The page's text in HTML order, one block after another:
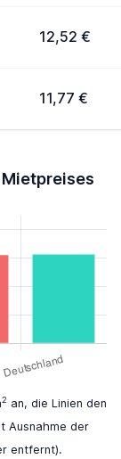
12,52 €
11,77 €
2 an, die Linien den
Ausnahme der
entfernt).